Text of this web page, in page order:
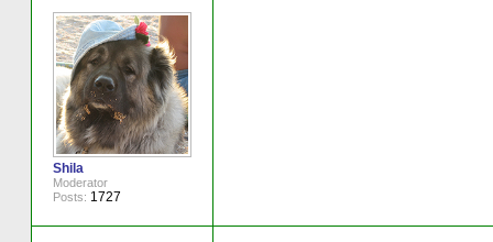
Shila
Moderator
Posts: 1727